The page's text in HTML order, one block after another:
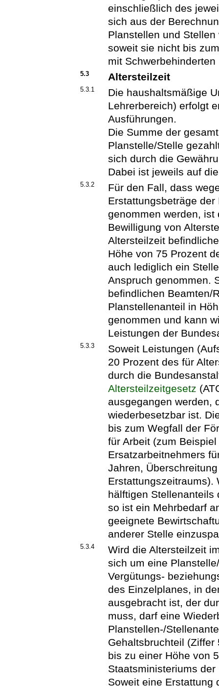
einschließlich des
sich aus der
Planstellen und
soweit sie nicht bis
mit
5.3 Altersteilzeit
5.3.1
Die haushaltsmäßige
Lehrerbereich) erfolgt
Ausführungen.
Die Summe der
Planstelle/Stelle
sich durch die
Dabei ist jeweils auf
5.3.2
Für den Fall, dass
Erstattungsbeträge
genommen werden,
Bewilligung von
Altersteilzeit
Höhe von 75 Prozent
auch lediglich ein
Anspruch genommen.
befindlichen Beamten/
Planstellenanteil in
genommen und kann
Leistungen der
5.3.3
Soweit Leistungen
20 Prozent des für
durch die
Altersteilzeitgesetz
ausgegangen werden,
wiederbesetzbar ist.
bis zum Wegfall der
für Arbeit (zum
Ersatzarbeitnehmers
Jahren,
Erstattungszeitraums).
hälftigen Stellenanteils
so ist ein Mehrbedarf
geeignete
anderer Stelle
5.3.4
Wird die Altersteilzeit
sich um eine
Vergütungs-
des Einzelplanes, in
ausgebracht ist, der
muss, darf eine
Planstellen-/
Gehaltsbruchteil
bis zu einer Höhe von
Staatsministeriums
Soweit eine Erstattung